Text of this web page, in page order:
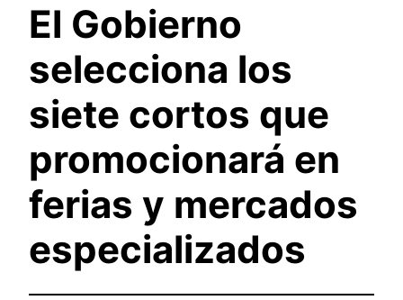
El Gobierno
selecciona los
siete cortos que
promocionará en
ferias y mercados
especializados